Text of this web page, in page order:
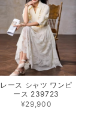
レース シャツ ワンピ
ース 239723
¥29,900